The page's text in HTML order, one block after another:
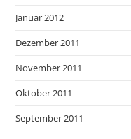
Januar 2012
Dezember 2011
November 2011
Oktober 2011
September 2011